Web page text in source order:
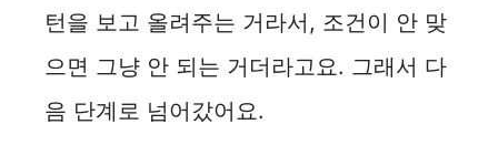
턴을 보고 올려주는 거라서, 조건이 안 맞
으면 그냥 안 되는 거더라고요. 그래서 다
음 단계로 넘어갔어요.